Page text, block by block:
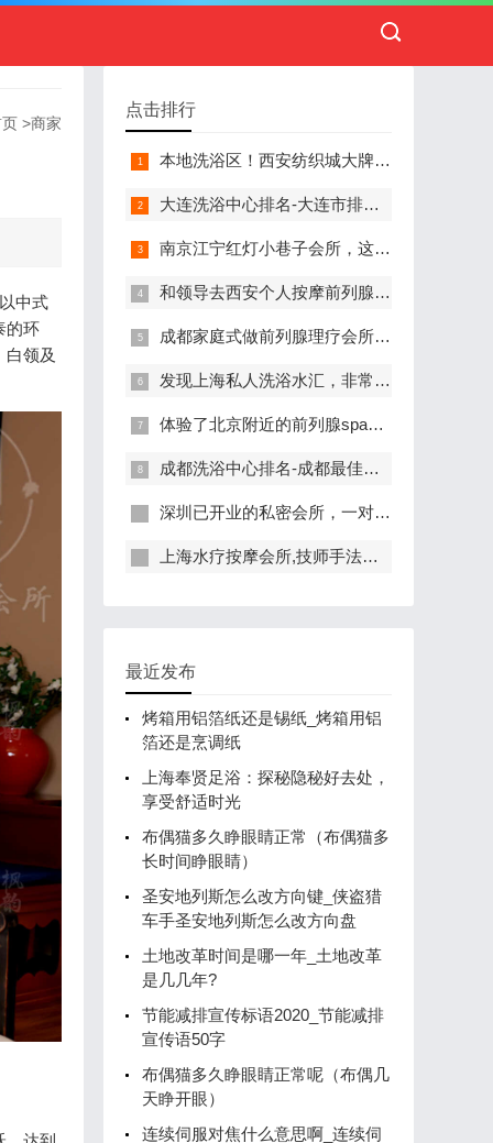
>商家
中式
的环
领及
点击排行
本地洗浴区！西安纺织城大牌精英男子会馆.让你不负此行（新项目)）
大连洗浴中心排名-大连市排名前十的洗浴中心盘点
南京江宁红灯小巷子会所，这里您来了就不想走
和领导去西安个人按摩前列腺私人养生馆，体验一次最舒心的感受
成都家庭式做前列腺理疗会所,按摩按得特别舒服，放松减压的好地方
发现上海私人洗浴水汇，非常值得推荐的一个休闲场所
体验了北京附近的前列腺spa养生馆，刚体验完就忍不住分享出来
成都洗浴中心排名-成都最佳洗浴中心TOP10排名
深圳已开业的私密会所，一对一服务，保证给你带来绝佳体验
上海水疗按摩会所,技师手法专业，休闲度假的好去处
最近发布
烤箱用铝箔纸还是锡纸_烤箱用铝
箔还是烹调纸
上海奉贤足浴：探秘隐秘好去处，
享受舒适时光
布偶猫多久睁眼睛正常（布偶猫多
长时间睁眼睛）
圣安地列斯怎么改方向键_侠盗猎
车手圣安地列斯怎么改方向盘
土地改革时间是哪一年_土地改革
是几几年?
节能减排宣传标语2020_节能减排
宣传语50字
布偶猫多久睁眼睛正常呢（布偶几
天睁开眼）
连续伺服对焦什么意思啊_连续伺